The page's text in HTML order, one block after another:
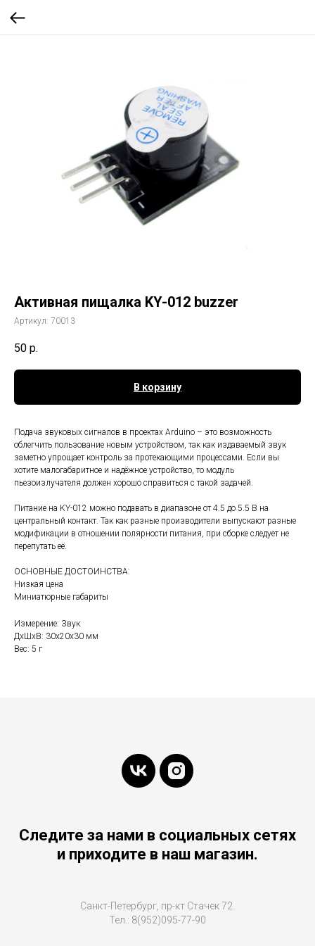
Активная пищалка KY-012 buzzer
Артикул: 70013
50 р.
В корзину
Подача звуковых сигналов в проектах Arduino – это возможность
облегчить пользование новым устройством, так как издаваемый звук
заметно упрощает контроль за протекающими процессами. Если вы
хотите малогабаритное и надёжное устройство, то модуль
пьезоизлучателя должен хорошо справиться с такой задачей.
Питание на KY-012 можно подавать в диапазоне от 4.5 до 5.5 В на
центральный контакт. Так как разные производители выпускают разные
модификации в отношении полярности питания, при сборке следует не
перепутать её.
ОСНОВНЫЕ ДОСТОИНСТВА:
Низкая цена
Миниатюрные габариты
Измерение: Звук
ДxШxВ: 30x20x30 мм
Вес: 5 г
Следите за нами в социальных сетях
и приходите в наш магазин.
Санкт-Петербург, пр-кт Стачек 72.
Тел.: 8(952)095-77-90